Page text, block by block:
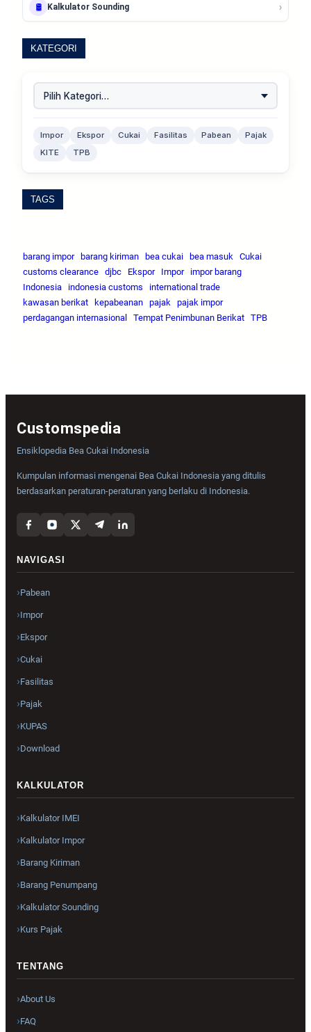
🛢️ Kalkulator Sounding ›
KATEGORI
Impor Ekspor Cukai Fasilitas Pabean
Pajak
KITE
TPB
TAGS
barang impor barang kiriman bea cukai bea masuk Cukai
customs clearance djbc Ekspor Impor
impor barang
Indonesia
indonesia customs
international trade
kawasan berikat
kepabeanan pajak pajak impor
perdagangan internasional
Tempat Penimbunan Berikat TPB
Customspedia
Ensiklopedia Bea Cukai Indonesia
Kumpulan informasi mengenai Bea Cukai Indonesia yang ditulis
berdasarkan peraturan-peraturan yang berlaku di Indonesia.
NAVIGASI
Pabean
Impor
Ekspor
Cukai
Fasilitas
Pajak
KUPAS
Download
KALKULATOR
Kalkulator IMEI
Kalkulator Impor
Barang Kiriman
Barang Penumpang
Kalkulator Sounding
Kurs Pajak
TENTANG
About Us
FAQ